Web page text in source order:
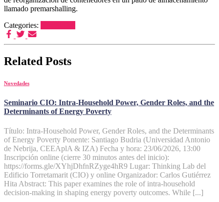
llamado premarshalling.
Categories:
Related Posts
Novedades
Seminario CIO: Intra-Household Power, Gender Roles, and the
Determinants of Energy Poverty
Título: Intra-Household Power, Gender Roles, and the Determinants
of Energy Poverty Ponente: Santiago Budria (Universidad Antonio
de Nebrija, CEEAplA & IZA) Fecha y hora: 23/06/2026, 13:00
Inscripción online (cierre 30 minutos antes del inicio):
https://forms.gle/XYhjDhfnRZyge4hR9 Lugar: Thinking Lab del
Edificio Torretamarit (CIO) y online Organizador: Carlos Gutiérrez
Hita Abstract: This paper examines the role of intra-household
decision-making in shaping energy poverty outcomes. While [...]